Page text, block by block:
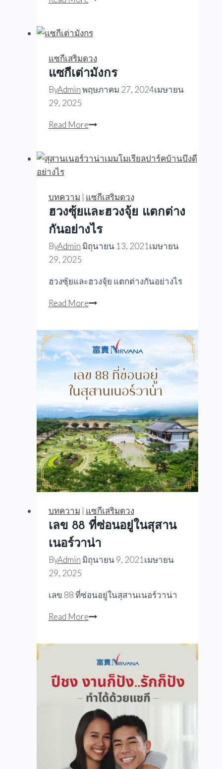
ทั้ง9
แซกีเสริมดวง
แซกีเต่ามังกร
ByAdminพฤษภาคม 27, 2024เมษายน
29, 2025
Read Moreแซ
มังกร
บทความ | แซกีเสริมดวง
ฮวงซุ้ยและฮวงจุ้ย แตกต่าง
กันอย่างไร
ByAdmin มิถุนายน 13, 2021 เมษายน
29, 2025
ฮวงซุ้ยและฮวงจุ้ย แตกต่างกันอย่างไร
Read Moreฮวงซุ้ย
ฮ
วง
จุ้ย
แตก
ต่าง
กัน
อย่างไร
บทความ | แซกีเสริมดวง
เลข 88 ที่ซ่อนอยู่ในสุสาน
เนอร์วาน่า
ByAdmin มิถุนายน 9, 2021 เมษายน
29, 2025
เลข 88 ที่ซ่อนอยู่ในสุสานเนอร์วาน่า
Read Moreเลข
ที่
ใน
สุ
สาน
เนอ
ร์
วา
น่า